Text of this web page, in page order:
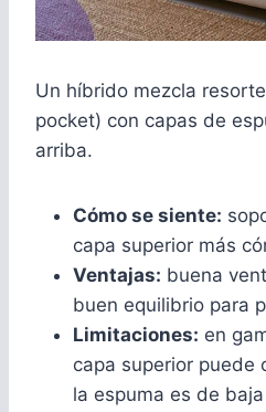
Un híbrido mezcla
pocket) con capas de
arriba.
Cómo se siente:
capa superior más
Ventajas: buena
buen equilibrio para
Limitaciones: en
capa superior puede
la espuma es de